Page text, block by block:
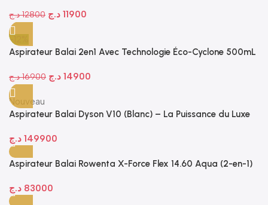
12800 د.ج 11900 د.ج
-12%
Aspirateur Balai 2en1 Avec Technologie Éco-Cyclone 500mL
16900 د.ج 14900 د.ج
Nouveau
Aspirateur Balai Dyson V10 (Blanc) – La Puissance du Luxe
149900 د.ج
Aspirateur Balai Rowenta X-Force Flex 14.60 Aqua (2-en-1)
83000 د.ج